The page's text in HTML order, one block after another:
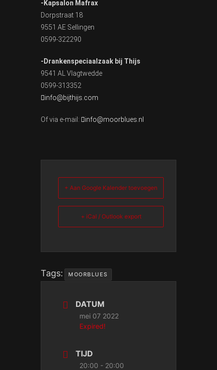
-Kapsalon Mafrax
Dorpstraat 18
9551 AE Sellingen
0599-322290
-Drankenspeciaalzaak bij Thijs
9541 AL Vlagtwedde
0599-313352
info@bijthijs.com
Of via e-mail: info@moorblues.nl
+ Aan Google Kalender toevoegen
+ iCal / Outlook export
Tags: MOORBLUES
DATUM
mei 07 2022
Expired!
TIJD
20:00 - 20:00